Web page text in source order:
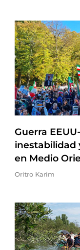
Guerra
inestabilidad
en Medio
Oritro Karim